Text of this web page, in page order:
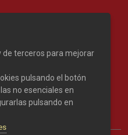
de terceros para mejorar
pulsando el botón
no esenciales en
pulsando en